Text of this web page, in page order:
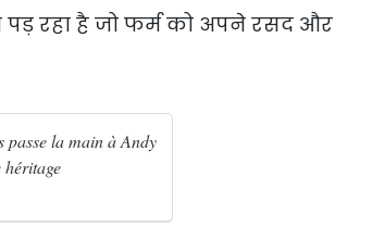
रहा है जो फर्म को अपने रसद और
passe la main à Andy
héritage